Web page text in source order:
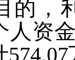
的，
人资
574.07